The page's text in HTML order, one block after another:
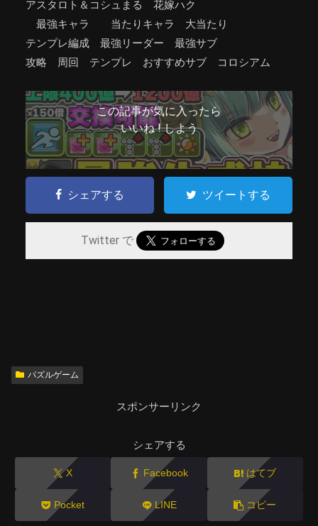
アスタロト＆コシュまる 花嫁ハク
最強キャラ 当たりキャラ 大当たり
テンプレ編成 最強リーダー 最強サブ
攻略 周回 テンプレ おすすめサブ コロシアム
この記事が気に入ったら
いいね ! しよう
シェアする ツイートする
Twitter で
パズルゲーム
スポンサーリンク
シェアする
X Facebook はてブ
Pocket LINE コピー